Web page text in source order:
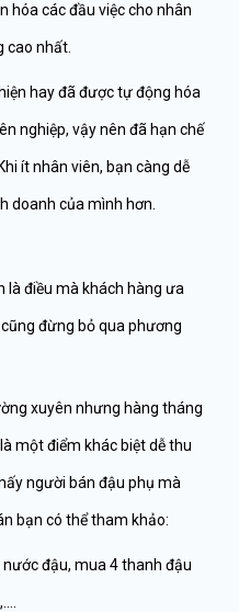
hóa các đầu việc cho nhân
cao nhất.
hay đã được tự động hóa
nghiệp, vậy nên đã hạn chế
ít nhân viên, bạn càng dễ
doanh của mình hơn.
là điều mà khách hàng ưa
đừng bỏ qua phương
xuyên nhưng hàng tháng
một điểm khác biệt dễ thu
người bán đậu phụ mà
bạn có thể tham khảo:
đậu, mua 4 thanh đậu